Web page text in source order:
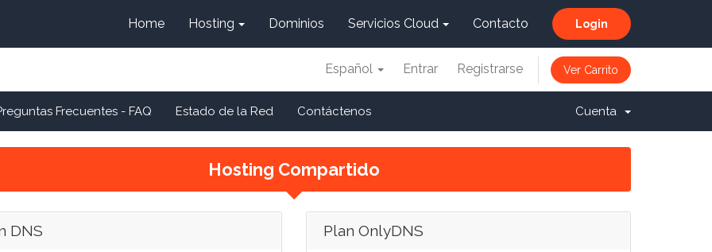
Login
Home Hosting Dominios Servicios Cloud Contacto
Español Entrar Registrarse Ver Carrito
Frecuentes - FAQ Estado de la Red Contáctenos Cuenta
Hosting Compartido
DNS Plan OnlyDNS